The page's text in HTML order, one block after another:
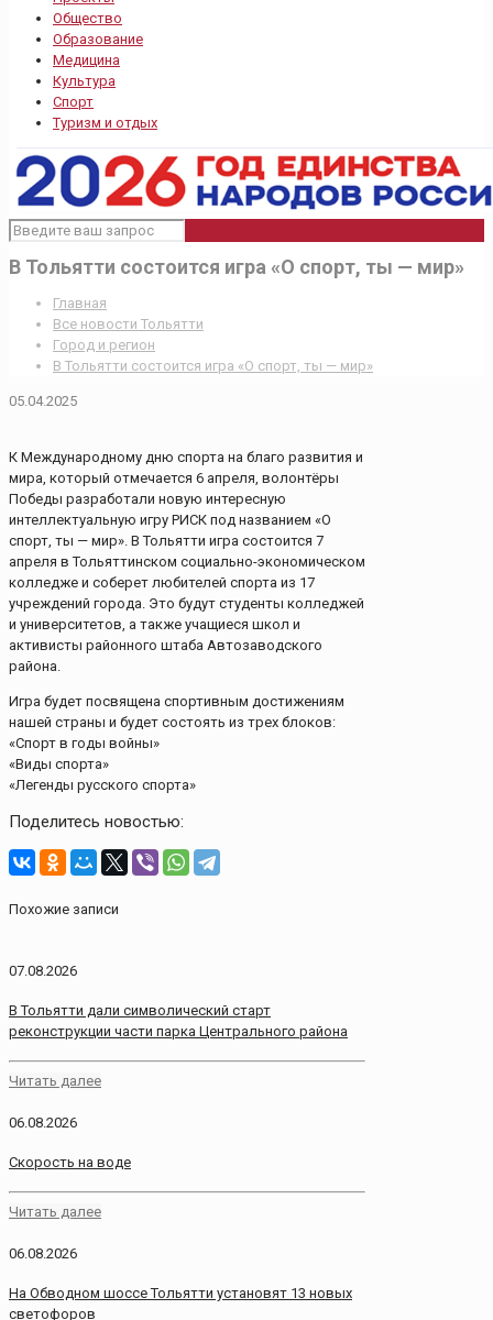
Общество
Образование
Медицина
Культура
Спорт
Туризм и отдых
В Тольятти состоится игра «О спорт, ты — мир»
Главная
Все новости Тольятти
Город и регион
В Тольятти состоится игра «О спорт, ты — мир»
05.04.2025
К Международному дню спорта на благо развития и
мира, который отмечается 6 апреля, волонтёры
Победы разработали новую интересную
интеллектуальную игру РИСК под названием «О
спорт, ты — мир». В Тольятти игра состоится 7
апреля в Тольяттинском социально-экономическом
колледже и соберет любителей спорта из 17
учреждений города. Это будут студенты колледжей
и университетов, а также учащиеся школ и
активисты районного штаба Автозаводского
района.
Игра будет посвящена спортивным достижениям
нашей страны и будет состоять из трех блоков:
«Спорт в годы войны»
«Виды спорта»
«Легенды русского спорта»
Поделитесь новостью:
Похожие записи
07.08.2026
В Тольятти дали символический старт
реконструкции части парка Центрального района
Читать далее
06.08.2026
Скорость на воде
Читать далее
06.08.2026
На Обводном шоссе Тольятти установят 13 новых
светофоров